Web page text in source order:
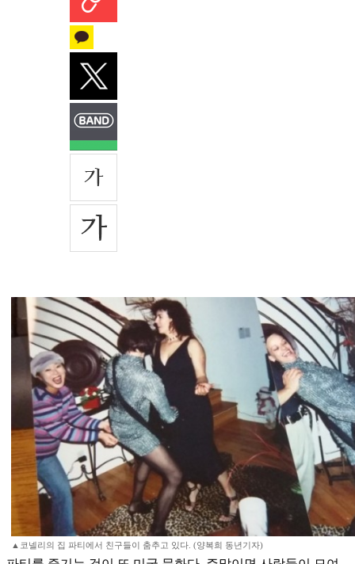
▲코넬리의 집 파티에서 친구들이 춤추고 있다. (양복희 동년기자)